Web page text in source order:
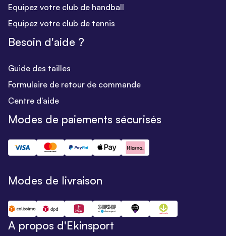
Equipez votre club de handball
Equipez votre club de tennis
Besoin d'aide ?
Guide des tailles
Formulaire de retour de commande
Centre d'aide
Modes de paiements sécurisés
Modes de livraison
A propos d'Ekinsport